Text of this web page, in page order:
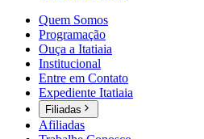
Quem Somos
Programação
Ouça a Itatiaia
Institucional
Entre em Contato
Expediente Itatiaia
Filiadas
Afiliadas